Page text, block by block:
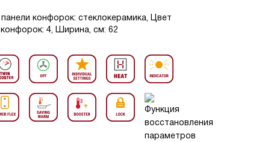
конфорок: стеклокерамика, Цвет
4, Ширина, см: 62